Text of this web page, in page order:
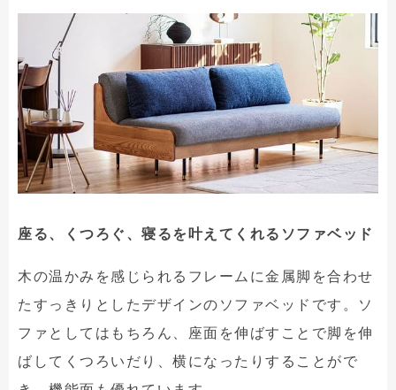
座る、くつろぐ、寝るを叶えてくれるソファベッド
木の温かみを感じられるフレームに金属脚を合わせ
たすっきりとしたデザインのソファベッドです。ソ
ファとしてはもちろん、座面を伸ばすことで脚を伸
ばしてくつろいだり、横になったりすることがで